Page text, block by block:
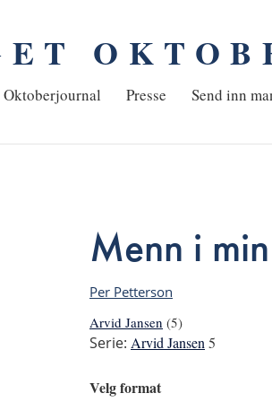
Oktoberjournal Presse Send inn
Menn i
Per Petterson
Arvid Jansen (5)
Serie: Arvid Jansen 5
Velg format